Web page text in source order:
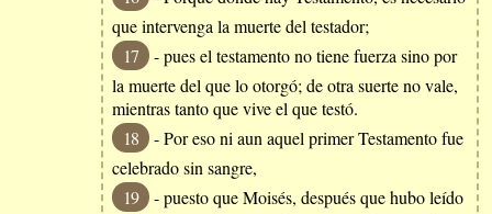
que intervenga la muerte del testador;
17
- pues el testamento no tiene fuerza sino por
la muerte del que lo otorgó; de otra suerte no vale,
mientras tanto que vive el que testó.
18
- Por eso ni aun aquel primer Testamento fue
celebrado sin sangre,
19
- puesto que Moisés, después que hubo leído